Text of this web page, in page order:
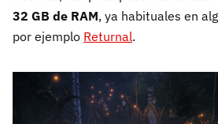
32 GB de RAM, ya habituales en
por ejemplo Returnal.